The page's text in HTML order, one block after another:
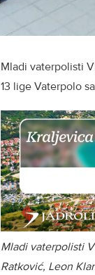
Mladi vaterpolisti
13 lige Vaterpolo
Mladi vaterpolisti
Ratković, Leon